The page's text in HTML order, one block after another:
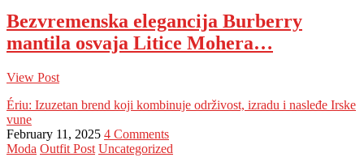
Bezvremenska elegancija Burberry
mantila osvaja Litice Mohera…
View Post
Ériu: Izuzetan brend koji kombinuje održivost, izradu i nasleđe Irske
vune
February 11, 2025 4 Comments
Moda Outfit Post Uncategorized